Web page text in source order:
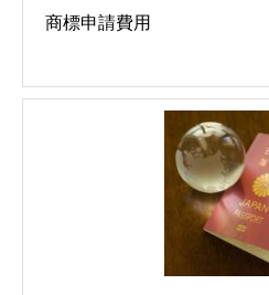
商標申請費用